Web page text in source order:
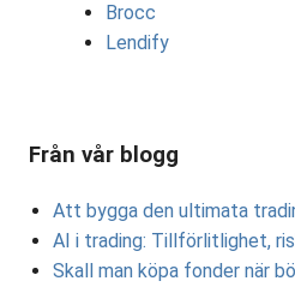
Brocc
Lendify
Från vår blogg
Att bygga den ultimata
AI i trading: Tillförlitlighet,
Skall man köpa fonder när